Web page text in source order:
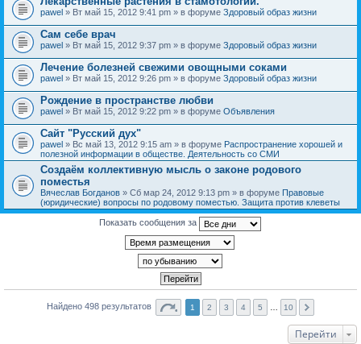
pawel » Вт май 15, 2012 9:41 pm » в форуме Здоровый образ жизни
Сам себе врач
pawel » Вт май 15, 2012 9:37 pm » в форуме Здоровый образ жизни
Лечение болезней свежими овощными соками
pawel » Вт май 15, 2012 9:26 pm » в форуме Здоровый образ жизни
Рождение в пространстве любви
pawel » Вт май 15, 2012 9:22 pm » в форуме Объявления
Сайт "Русский дух"
pawel » Вс май 13, 2012 9:15 am » в форуме Распространение хорошей и
полезной информации в обществе. Деятельность со СМИ
Создаём коллективную мысль о законе родового
поместья
Вячеслав Богданов » Сб мар 24, 2012 9:13 pm » в форуме Правовые
(юридические) вопросы по родовому поместью. Защита против клеветы
Показать сообщения за
Найдено 498 результатов 1 2 3 4 5 10
Перейти